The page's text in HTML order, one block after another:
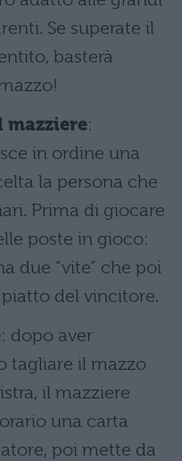
Se superate il
basterà
mazziere:
in ordine una
la persona che
Prima di giocare
poste in gioco:
due “vite” che poi
del vincitore.
: dopo aver
tagliare il mazzo
il mazziere
una carta
poi mette da